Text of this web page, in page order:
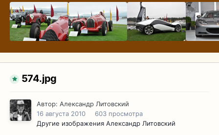
574.jpg
Автор: Александр Литовский
16 августа 2010
603 просмотра
Другие изображения Александр Литовский